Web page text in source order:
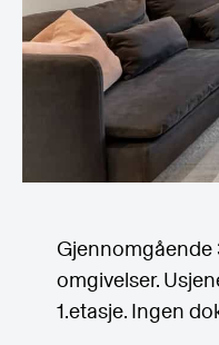
omgivelser.
1.etasje. Ingen